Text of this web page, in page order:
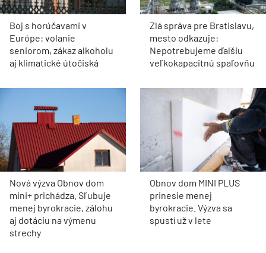
Boj s horúčavami v
Európe: volanie
seniorom, zákaz alkoholu
aj klimatické útočiská
Zlá správa pre Bratislavu,
mesto odkazuje:
Nepotrebujeme ďalšiu
veľkokapacitnú spaľovňu
Nová výzva Obnov dom
mini+ prichádza. Sľubuje
menej byrokracie, zálohu
aj dotáciu na výmenu
strechy
Obnov dom MINI PLUS
prinesie menej
byrokracie. Výzva sa
spustí už v lete